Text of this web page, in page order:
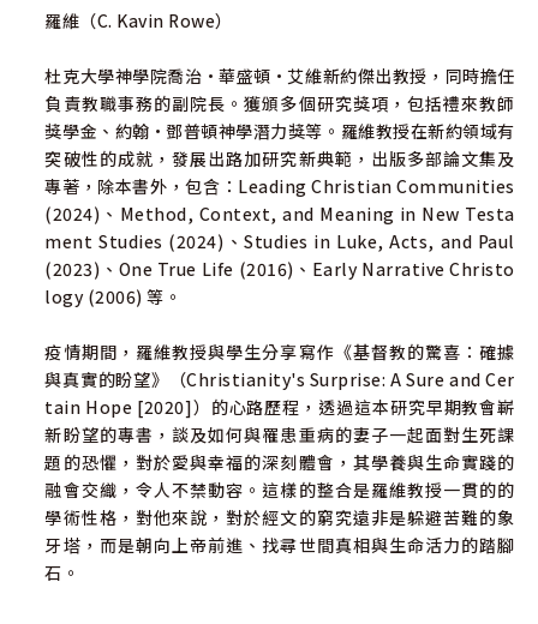
羅維（C. Kavin Rowe）
杜克大學神學院喬治·華盛頓·艾維新約傑出教授，同時擔任
負責教職事務的副院長。獲頒多個研究獎項，包括禮來教師
獎學金、約翰·鄧普頓神學潛力獎等。羅維教授在新約領域有
突破性的成就，發展出路加研究新典範，出版多部論文集及
專著，除本書外，包含：Leading Christian Communities
(2024)、Method, Context, and Meaning in New Testa
ment Studies (2024)、Studies in Luke, Acts, and Paul
(2023)、One True Life (2016)、Early Narrative Christo
logy (2006) 等。
疫情期間，羅維教授與學生分享寫作《基督教的驚喜：確據
與真實的盼望》（Christianity's Surprise: A Sure and Cer
tain Hope [2020]）的心路歷程，透過這本研究早期教會嶄
新盼望的專書，談及如何與罹患重病的妻子一起面對生死課
題的恐懼，對於愛與幸福的深刻體會，其學養與生命實踐的
融會交織，令人不禁動容。這樣的整合是羅維教授一貫的的
學術性格，對他來說，對於經文的窮究遠非是躲避苦難的象
牙塔，而是朝向上帝前進、找尋世間真相與生命活力的踏腳
石。